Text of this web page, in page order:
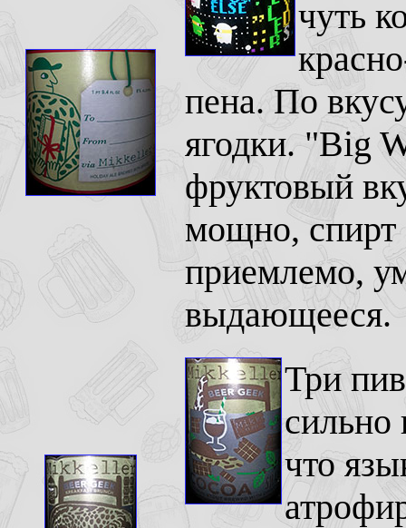
чуть
пена. По
ягодки. "Big
фруктовый
мощно, спирт
приемлемо,
выдающееся.
Три
сильно
что